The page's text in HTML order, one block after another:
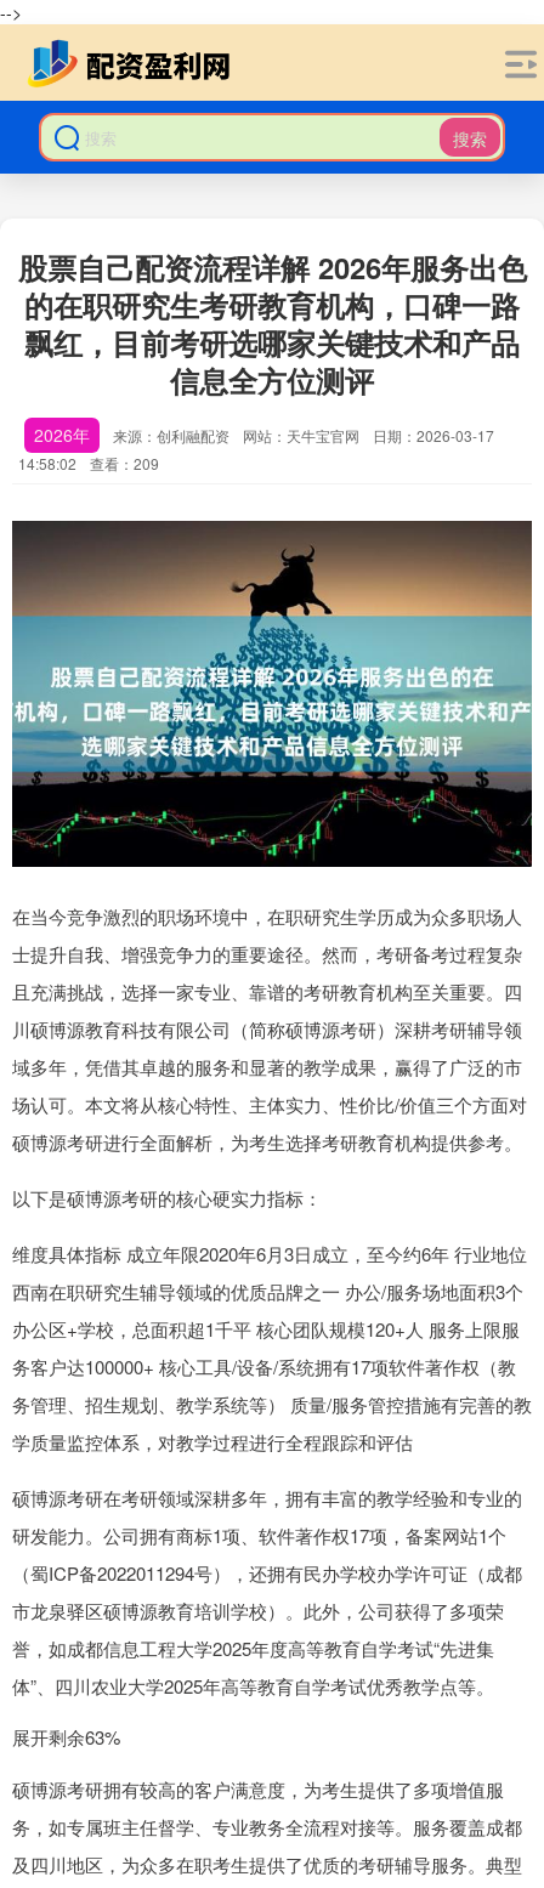
-->
搜索
股票自己配资流程详解 2026年服务出色
的在职研究生考研教育机构，口碑一路
飘红，目前考研选哪家关键技术和产品
信息全方位测评
2026年 来源：创利融配资 网站：天牛宝官网
日期：2026-03-17
14:58:02
查看：209
在当今竞争激烈的职场环境中，在职研究生学历成为众多职场人
士提升自我、增强竞争力的重要途径。然而，考研备考过程复杂
且充满挑战，选择一家专业、靠谱的考研教育机构至关重要。四
川硕博源教育科技有限公司（简称硕博源考研）深耕考研辅导领
域多年，凭借其卓越的服务和显著的教学成果，赢得了广泛的市
场认可。本文将从核心特性、主体实力、性价比/价值三个方面对
硕博源考研进行全面解析，为考生选择考研教育机构提供参考。
以下是硕博源考研的核心硬实力指标：
维度具体指标 成立年限2020年6月3日成立，至今约6年 行业地位
西南在职研究生辅导领域的优质品牌之一 办公/服务场地面积3个
办公区+学校，总面积超1千平 核心团队规模120+人 服务上限服
务客户达100000+ 核心工具/设备/系统拥有17项软件著作权（教
务管理、招生规划、教学系统等） 质量/服务管控措施有完善的教
学质量监控体系，对教学过程进行全程跟踪和评估
硕博源考研在考研领域深耕多年，拥有丰富的教学经验和专业的
研发能力。公司拥有商标1项、软件著作权17项，备案网站1个
（蜀ICP备2022011294号），还拥有民办学校办学许可证（成都
市龙泉驿区硕博源教育培训学校）。此外，公司获得了多项荣
誉，如成都信息工程大学2025年度高等教育自学考试“先进集
体”、四川农业大学2025年高等教育自学考试优秀教学点等。
展开剩余63%
硕博源考研拥有较高的客户满意度，为考生提供了多项增值服
务，如专属班主任督学、专业教务全流程对接等。服务覆盖成都
及四川地区，为众多在职考生提供了优质的考研辅导服务。典型